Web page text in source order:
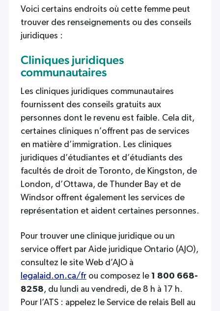
Voici certains endroits où cette femme peut
trouver des renseignements ou des conseils
juridiques :
Cliniques juridiques
communautaires
Les cliniques juridiques communautaires
fournissent des conseils gratuits aux
personnes dont le revenu est faible. Cela dit,
certaines cliniques n’offrent pas de services
en matière d’immigration. Les cliniques
juridiques d’étudiantes et d’étudiants des
facultés de droit de Toronto, de Kingston, de
London, d’Ottawa, de Thunder Bay et de
Windsor offrent également les services de
représentation et aident certaines personnes.
Pour trouver une clinique juridique ou un
service offert par Aide juridique Ontario (AJO),
consultez le site Web d’AJO à
legalaid.on.ca/frou composez le 1 800 668-
8258, du lundi au vendredi, de 8 h à 17 h.
Pour l’ATS : appelez le Service de relais Bell au